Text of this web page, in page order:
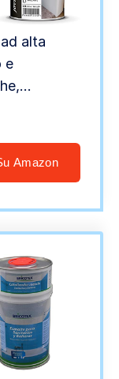
alta
e
Amazon